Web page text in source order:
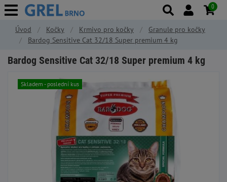
Úvod Kočky Krmivo pro kočky
Granule pro kočky
Bardog Sensitive Cat 32/18 Super premium 4 kg
Bardog Sensitive Cat 32/18 Super premium 4 kg
Skladem - poslední kus
0